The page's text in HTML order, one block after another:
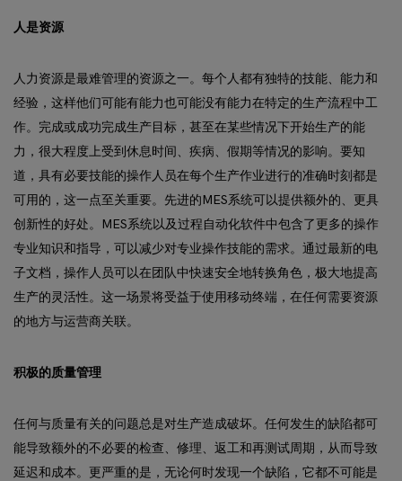
人是资源
人力资源是最难管理的资源之一。每个人都有独特的技能、能力和
经验，这样他们可能有能力也可能没有能力在特定的生产流程中工
作。完成或成功完成生产目标，甚至在某些情况下开始生产的能
力，很大程度上受到休息时间、疾病、假期等情况的影响。要知
道，具有必要技能的操作人员在每个生产作业进行的准确时刻都是
可用的，这一点至关重要。先进的MES系统可以提供额外的、更具
创新性的好处。MES系统以及过程自动化软件中包含了更多的操作
专业知识和指导，可以减少对专业操作技能的需求。通过最新的电
子文档，操作人员可以在团队中快速安全地转换角色，极大地提高
生产的灵活性。这一场景将受益于使用移动终端，在任何需要资源
的地方与运营商关联。
积极的质量管理
任何与质量有关的问题总是对生产造成破坏。任何发生的缺陷都可
能导致额外的不必要的检查、修理、返工和再测试周期，从而导致
延迟和成本。更严重的是，无论何时发现一个缺陷，它都不可能是